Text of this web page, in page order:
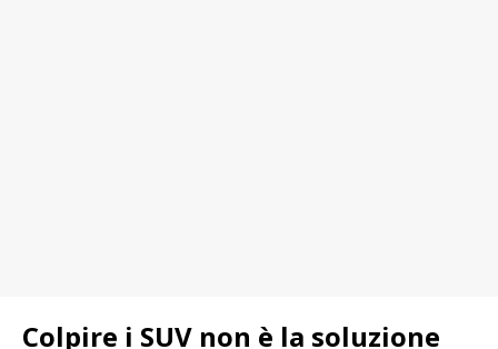
Colpire i SUV non è la soluzione